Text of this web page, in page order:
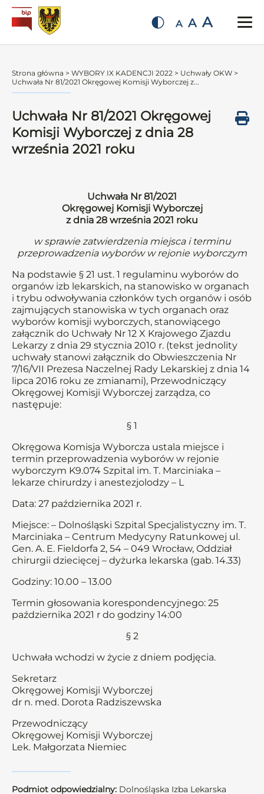
A A A
Strona główna > WYBORY IX KADENCJI 2022 > Uchwały OKW >
Uchwała Nr 81/2021 Okręgowej Komisji Wyborczej z...
Uchwała Nr 81/2021 Okręgowej
Komisji Wyborczej z dnia 28
września 2021 roku
Uchwała Nr 81/2021
Okręgowej Komisji Wyborczej
z dnia 28 września 2021 roku
w sprawie zatwierdzenia miejsca i terminu
przeprowadzenia wyborów w rejonie wyborczym
Na podstawie § 21 ust. 1 regulaminu wyborów do
organów izb lekarskich, na stanowisko w organach
i trybu odwoływania członków tych organów i osób
zajmujących stanowiska w tych organach oraz
wyborów komisji wyborczych, stanowiącego
załącznik do Uchwały Nr 12 X Krajowego Zjazdu
Lekarzy z dnia 29 stycznia 2010 r. (tekst jednolity
uchwały stanowi załącznik do Obwieszczenia Nr
7/16/VII Prezesa Naczelnej Rady Lekarskiej z dnia 14
lipca 2016 roku ze zmianami), Przewodniczący
Okręgowej Komisji Wyborczej zarządza, co
następuje:
§ 1
Okręgowa Komisja Wyborcza ustala miejsce i
termin przeprowadzenia wyborów w rejonie
wyborczym K9.074 Szpital im. T. Marciniaka –
lekarze chirurdzy i anestezjolodzy – L
Data: 27 października 2021 r.
Miejsce: – Dolnośląski Szpital Specjalistyczny im. T.
Marciniaka – Centrum Medycyny Ratunkowej ul.
Gen. A. E. Fieldorfa 2, 54 – 049 Wrocław, Oddział
chirurgii dziecięcej – dyżurka lekarska (gab. 14.33)
Godziny: 10.00 – 13.00
Termin głosowania korespondencyjnego: 25
października 2021 r do godziny 14:00
§ 2
Uchwała wchodzi w życie z dniem podjęcia.
Sekretarz
Okręgowej Komisji Wyborczej
dr n. med. Dorota Radziszewska
Przewodniczący
Okręgowej Komisji Wyborczej
Lek. Małgorzata Niemiec
Podmiot odpowiedzialny: Dolnośląska Izba Lekarska